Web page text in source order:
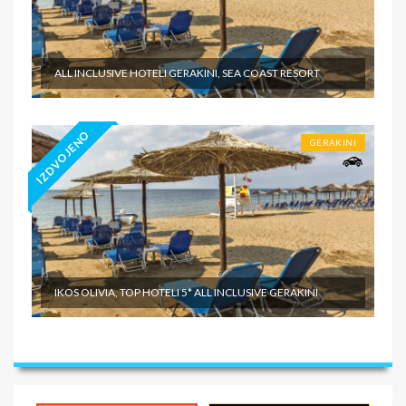
ALL INCLUSIVE HOTELI GERAKINI, SEA COAST RESORT
IZDVOJENO GERAKINI
IKOS OLIVIA, TOP HOTELI 5* ALL INCLUSIVE GERAKINI